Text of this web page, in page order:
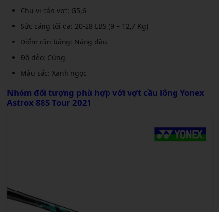
Chu vi cán vợt: G5,6
Sức căng tối đa: 20-28 LBS (9 – 12,7 Kg)
Điểm cân bằng: Nặng đầu
Độ dẻo: Cứng
Màu sắc: Xanh ngọc
Nhóm đối tượng phù hợp với vợt cầu lông Yonex
Astrox 88S Tour 2021